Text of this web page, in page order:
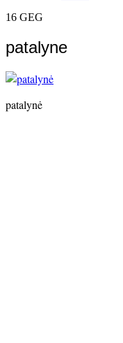
16 GEG
patalyne
patalynė